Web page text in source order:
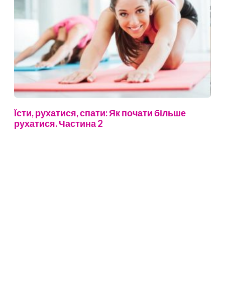
Їсти, рухатися, спати: Як почати більше
рухатися. Частина 2